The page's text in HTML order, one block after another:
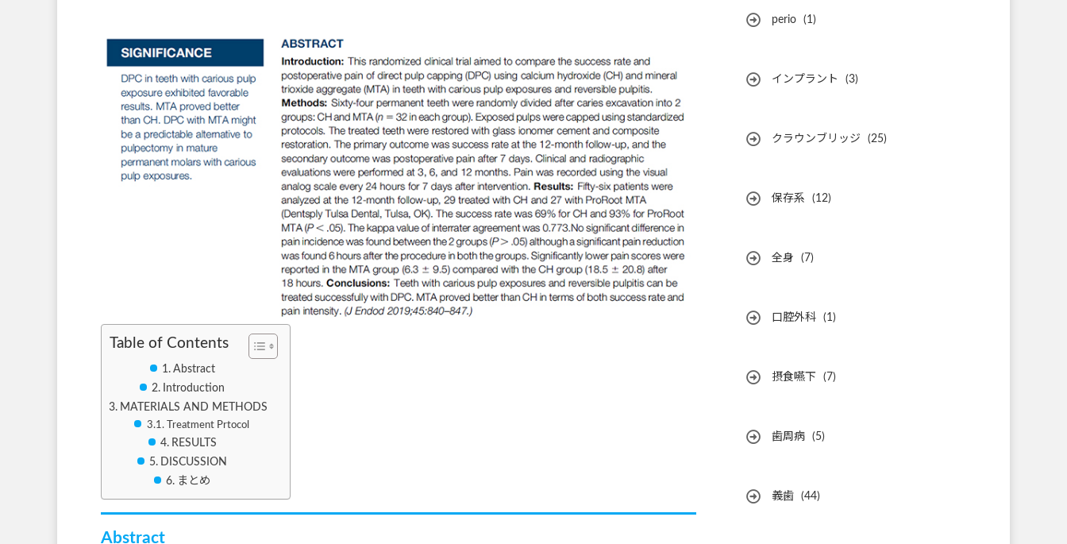
Table of Contents
Abstract
Introduction
MATERIALS AND METHODS
Treatment Prtocol
RESULTS
DISCUSSION
まとめ
Abstract
perio (1)
インプラント (3)
クラウンブリッジ (25)
保存系 (12)
全身 (7)
口腔外科 (1)
摂食嚥下 (7)
歯周病 (5)
義歯 (44)